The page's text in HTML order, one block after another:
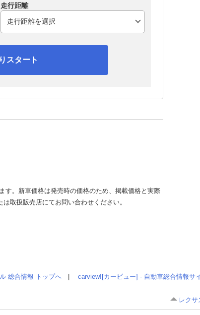
走行距離
スタート
。新車価格は発売時の価格のため、掲載価格と実際
取扱販売店にてお問い合わせください。
総合情報 トップへ carview![カービュー] - 自動車総合情報
レク